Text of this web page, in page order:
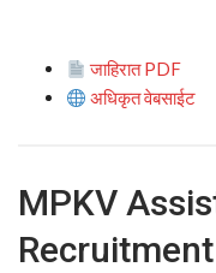
जाहिरात PDF
अधिकृत वेबसाईट
MPKV